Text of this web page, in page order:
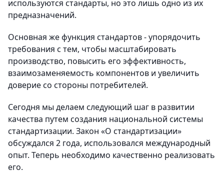
используются стандарты, но это лишь одно из их
предназначений.
Основная же функция стандартов - упорядочить
требования с тем, чтобы масштабировать
производство, повысить его эффективность,
взаимозаменяемость компонентов и увеличить
доверие со стороны потребителей.
Сегодня мы делаем следующий шаг в развитии
качества путем создания национальной системы
стандартизации. Закон «О стандартизации»
обсуждался 2 года, использовался международный
опыт. Теперь необходимо качественно реализовать
его.